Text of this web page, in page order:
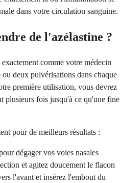
dans votre circulation sanguine.
de l'azélastine ?
comme votre médecin
deux pulvérisations dans chaque
première utilisation, vous devrez
plusieurs fois jusqu'à ce qu'une fine
pour de meilleurs résultats :
dégager vos voies nasales
et agitez doucement le flacon
l'avant et insérez l'embout du